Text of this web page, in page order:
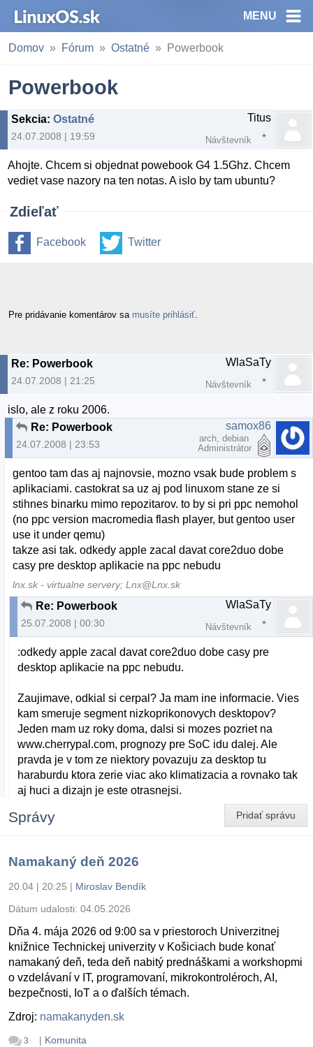
MENU
Domov Fórum Ostatné Powerbook
Powerbook
Sekcia: Ostatné
24.07.2008 | 19:59
Titus
Návštevník
Ahojte. Chcem si objednat powebook G4 1.5Ghz. Chcem
vediet vase nazory na ten notas. A islo by tam ubuntu?
Zdieľať
Facebook Twitter
Pre pridávanie komentárov sa musíte prihlásiť
Re: Powerbook
24.07.2008 | 21:25
WlaSaTy
Návštevník
islo, ale z roku 2006.
Re: Powerbook
24.07.2008 | 23:53
samox86
arch, debian
Administrátor
gentoo tam das aj najnovsie, mozno vsak bude problem s
aplikaciami. castokrat sa uz aj pod linuxom stane ze si
stihnes binarku mimo repozitarov. to by si pri ppc nemohol
(no ppc version macromedia flash player, but gentoo user
use it under qemu)
takze asi tak. odkedy apple zacal davat core2duo dobe
casy pre desktop aplikacie na ppc nebudu
lnx.sk - virtualne servery; Lnx@Lnx.sk
Re: Powerbook
25.07.2008 | 00:30
WlaSaTy
Návštevník
:odkedy apple zacal davat core2duo dobe casy pre
desktop aplikacie na ppc nebudu.
Zaujimave, odkial si cerpal? Ja mam ine informacie. Vies
kam smeruje segment nizkoprikonovych desktopov?
Jeden mam uz roky doma, dalsi si mozes pozriet na
www.cherrypal.com, prognozy pre SoC idu dalej. Ale
pravda je v tom ze niektory povazuju za desktop tu
haraburdu ktora zerie viac ako klimatizacia a rovnako tak
aj huci a dizajn je este otrasnejsi.
Pridať správu
Správy
Namakaný deň 2026
20.04 | 20:25 | Miroslav Bendík
Dátum udalosti: 04.05.2026
Dňa 4. mája 2026 od 9:00 sa v priestoroch Univerzitnej
knižnice Technickej univerzity v Košiciach bude konať
namakaný deň, teda deň nabitý prednáškami a workshopmi
o vzdelávaní v IT, programovaní, mikrokontroléroch, AI,
bezpečnosti, IoT a o ďalších témach.
Zdroj: namakanyden.sk
3 | Komunita